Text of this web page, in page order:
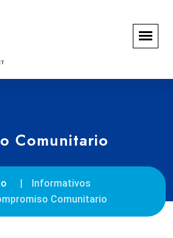
Comunitario
Informativos
Comunitario